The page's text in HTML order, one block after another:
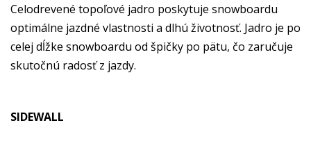
Celodrevené topoľové jadro poskytuje snowboardu
optimálne jazdné vlastnosti a dlhú životnosť. Jadro je po
celej dĺžke snowboardu od špičky po pätu, čo zaručuje
skutočnú radosť z jazdy.
SIDEWALL